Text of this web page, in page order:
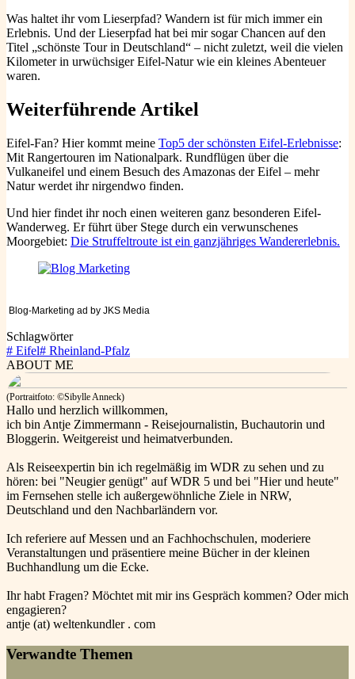
Was haltet ihr vom Lieserpfad? Wandern ist für mich immer ein
Erlebnis. Und der Lieserpfad hat bei mir sogar Chancen auf den
Titel „schönste Tour in Deutschland“ – nicht zuletzt, weil die vielen
Kilometer in urwüchsiger Eifel-Natur wie ein kleines Abenteuer
waren.
Weiterführende Artikel
Eifel-Fan? Hier kommt meine Top5 der schönsten Eifel-Erlebnisse:
Mit Rangertouren im Nationalpark. Rundflügen über die
Vulkaneifel und einem Besuch des Amazonas der Eifel – mehr
Natur werdet ihr nirgendwo finden.
Und hier findet ihr noch einen weiteren ganz besonderen Eifel-
Wanderweg. Er führt über Stege durch ein verwunschenes
Moorgebiet: Die Struffeltroute ist ein ganzjähriges Wandererlebnis.
Blog-Marketing ad by JKS Media
Schlagwörter
# Eifel# Rheinland-Pfalz
ABOUT ME
(Portraitfoto: ©Sibylle Anneck)
Hallo und herzlich willkommen,
ich bin Antje Zimmermann - Reisejournalistin, Buchautorin und
Bloggerin. Weitgereist und heimatverbunden.
Als Reiseexpertin bin ich regelmäßig im WDR zu sehen und zu
hören: bei "Neugier genügt" auf WDR 5 und bei "Hier und heute"
im Fernsehen stelle ich außergewöhnliche Ziele in NRW,
Deutschland und den Nachbarländern vor.
Ich referiere auf Messen und an Fachhochschulen, moderiere
Veranstaltungen und präsentiere meine Bücher in der kleinen
Buchhandlung um die Ecke.
Ihr habt Fragen? Möchtet mit mir ins Gespräch kommen? Oder mich
engagieren?
antje (at) weltenkundler . com
Verwandte Themen